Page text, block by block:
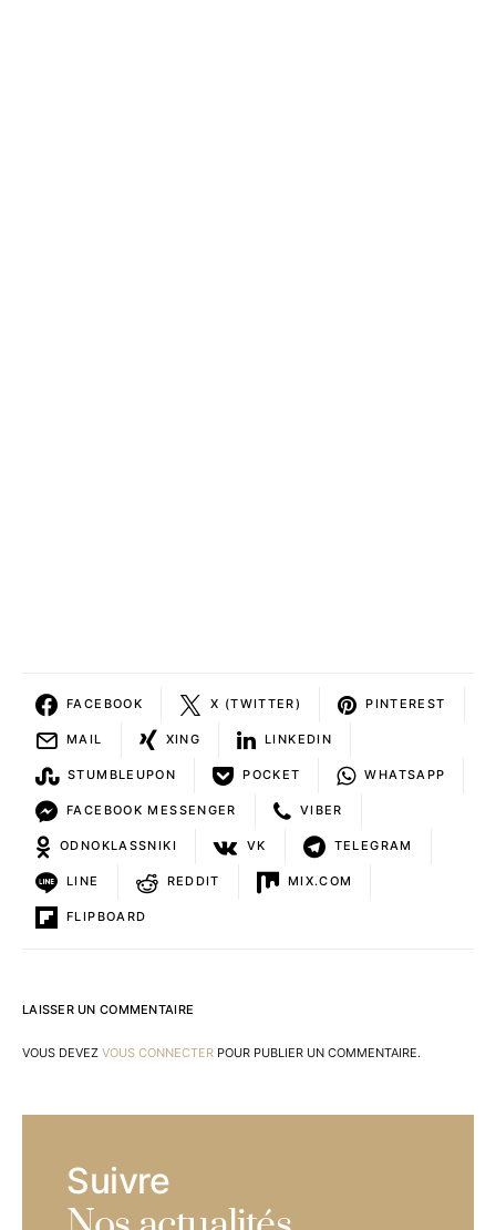
FACEBOOK X (TWITTER) PINTEREST
MAIL XING LINKEDIN
STUMBLEUPON POCKET WHATSAPP
FACEBOOK MESSENGER VIBER
ODNOKLASSNIKI VK TELEGRAM
LINE REDDIT MIX.COM
FLIPBOARD
LAISSER UN COMMENTAIRE
VOUS DEVEZ VOUS CONNECTER POUR PUBLIER UN COMMENTAIRE.
Suivre